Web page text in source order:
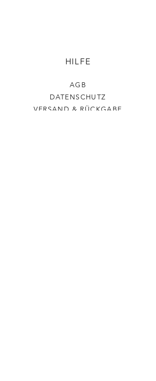
HILFE
AGB
DATENSCHUTZ
VERSAND & RÜCKGABE